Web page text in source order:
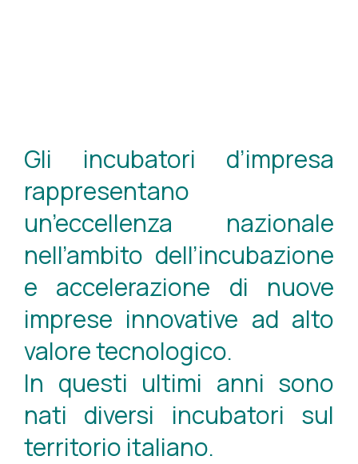
Gli incubatori d’impresa
rappresentano
un’eccellenza nazionale
nell’ambito dell’incubazione
e accelerazione di nuove
imprese innovative ad alto
valore tecnologico.
In questi ultimi anni sono
nati diversi incubatori sul
territorio italiano.